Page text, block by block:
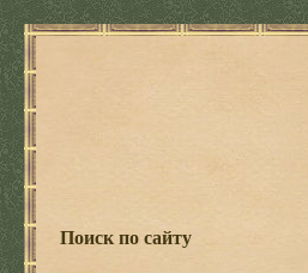
Поиск по сайту